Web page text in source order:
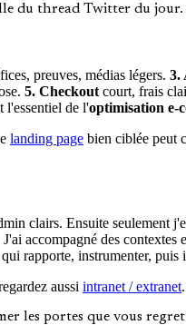
du thread Twitter du jour.
preuves, médias légers. 3.
5. Checkout court, frais
l'essentiel de l'optimisation e-
landing page bien ciblée peut
clairs. Ensuite
accompagné des contextes
rapporte, instrumenter, puis
aussi intranet / extranet
les portes que vous